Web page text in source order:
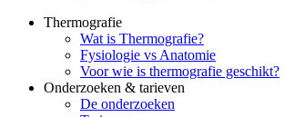
Thermografie
Wat is Thermografie?
Fysiologie vs Anatomie
Voor wie is thermografie geschikt?
Onderzoeken & tarieven
De onderzoeken